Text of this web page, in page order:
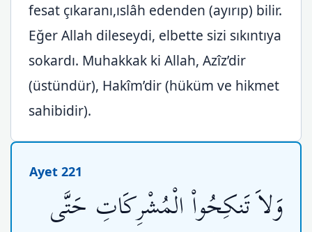
fesat çıkaranı,ıslâh edenden (ayırıp) bilir.
Eğer Allah dileseydi, elbette sizi sıkıntıya
sokardı. Muhakkak ki Allah, Azîz’dir
(üstündür), Hakîm’dir (hüküm ve hikmet
sahibidir).
Ayet 221
وَلاَ تَنكِحُواْ الْمُشْرِكَاتِ حَتَّى